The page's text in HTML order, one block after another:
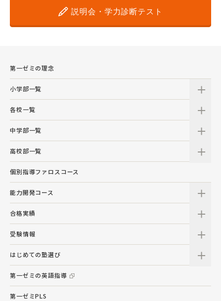
説明会・学力診断テスト
第一ゼミの理念
小学部一覧
各校一覧
中学部一覧
高校部一覧
個別指導ファロスコース
能力開発コース
合格実績
受験情報
はじめての塾選び
第一ゼミの英語指導
第一ゼミPLS